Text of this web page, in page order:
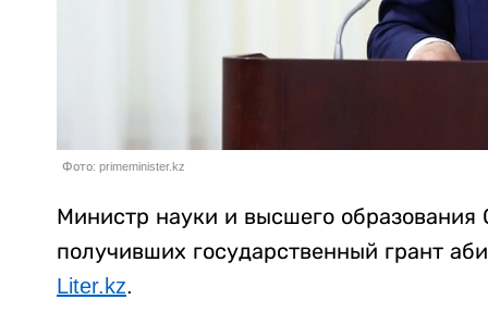
Фото: primeminister.kz
Министр науки и высшего образования
получивших государственный грант
Liter.kz.